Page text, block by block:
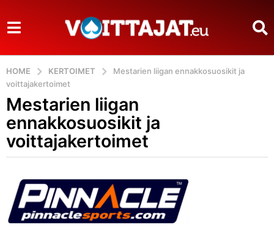
HOME KERTOIMET
Mestarien liigan ennakkosuosikit ja
voittajakertoimet
1
1
v
u
a
Mestarien liigan
ennakkosuosikit ja
voittajakertoimet
o
h